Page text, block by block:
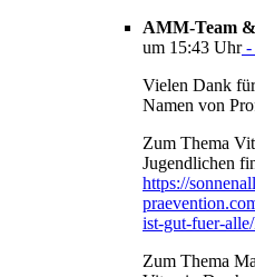
AMM-Team
um 15:43 Uhr-
Vielen Dank
Namen von
Zum Thema
Jugendlichen
https://
ist-gut-fuer-
Zum Thema